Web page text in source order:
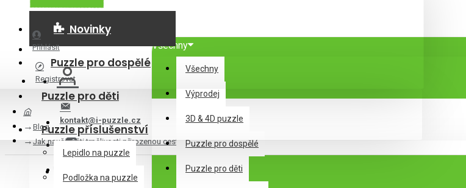
kontakt@i-puzzle.cz
Všechny
Všechny
Výprodej
3D & 4D puzzle
Puzzle pro dospělé
Puzzle pro děti
Novinky
Puzzle pro dospělé
Puzzle pro děti
Puzzle příslušenství
Lepidlo na puzzle
Podložka na puzzle
Přihlásit
Registrovat
Blog
Jak naučit děti trpělivosti přirozenou cestou